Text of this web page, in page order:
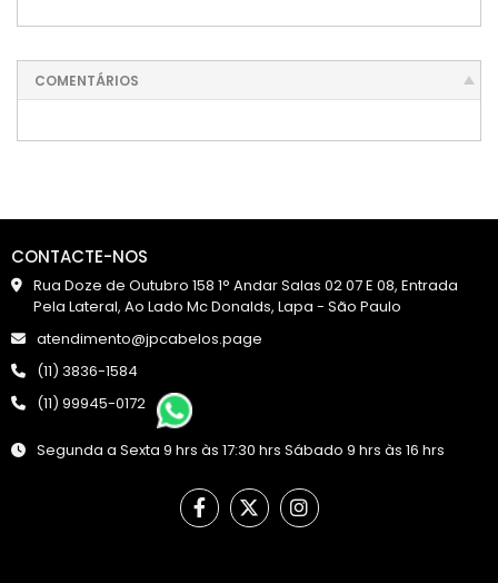
COMENTÁRIOS
CONTACTE-NOS
Rua Doze de Outubro 158 1° Andar Salas 02 07 E 08, Entrada
Pela Lateral, Ao Lado Mc Donalds, Lapa - São Paulo
atendimento@jpcabelos.page
(11) 3836-1584
(11) 99945-0172
Segunda a Sexta 9 hrs às 17:30 hrs Sábado 9 hrs às 16 hrs